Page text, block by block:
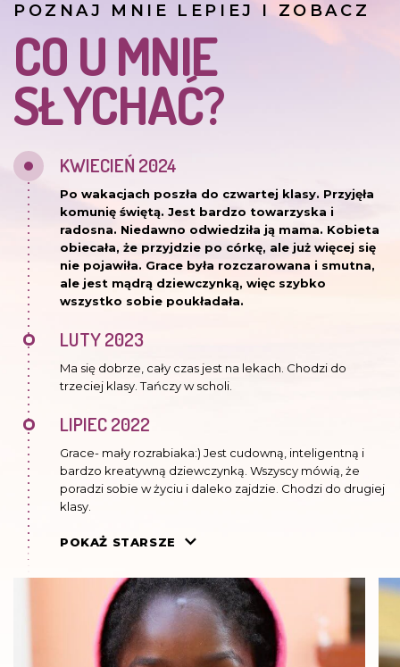
POZNAJ MNIE LEPIEJ I ZOBACZ
CO U MNIE
SŁYCHAĆ?
KWIECIEŃ 2024
Po wakacjach poszła do czwartej klasy. Przyjęła
komunię świętą. Jest bardzo towarzyska i
radosna. Niedawno odwiedziła ją mama. Kobieta
obiecała, że przyjdzie po córkę, ale już więcej się
nie pojawiła. Grace była rozczarowana i smutna,
ale jest mądrą dziewczynką, więc szybko
wszystko sobie poukładała.
LUTY 2023
Ma się dobrze, cały czas jest na lekach. Chodzi do
trzeciej klasy. Tańczy w scholi.
LIPIEC 2022
Grace- mały rozrabiaka:) Jest cudowną, inteligentną i
bardzo kreatywną dziewczynką. Wszyscy mówią, że
poradzi sobie w życiu i daleko zajdzie. Chodzi do drugiej
klasy.
CZERWIEC 2021
dziewczynką.
MAJ 2019
W Kasisi jest z bratem Francisem. To bardzo aktywna
POKAŻ STARSZE